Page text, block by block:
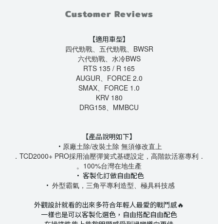
Customer Reviews
【適用車型】
四代勁戰、五代勁戰、BWSR
六代勁戰、水冷BWS
RTS 135 / R 165
AUGUR、FORCE 2.0
SMAX、FORCE 1.0
KRV 180
DRG158、MMBCU
【產品說明如下】
· 原廠土除/改裝土除 無須修改直上
． TCD2000+ PRO採用油壓彈簧式基礎設定， 高階款活塞專利 ．
。100%台灣在地生產
· 客製化訂做自由配色
· 外型霸氣，三角平專利造型、極具科技感
外觀設計就看的出來多符合年輕人最愛的戰鬥感🔥
一樣也是可以客製化選色，自由搭配自由配色